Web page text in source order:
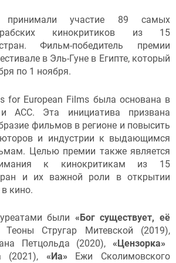
принимали участие 89 самых
кинокритиков из 15
Фильм-победитель премии
в Эль-Гуне в Египте, который
по 1 ноября.
for European Films была основана в
ACC. Эта инициатива призвана
фильмов в регионе и повысить
и индустрии к выдающимся
Целью премии также является
к кинокритикам из 15
и их важной роли в открытии
кино.
были «Бог существует, её
Теоны Стругар Митевской (2019),
Петцольда (2020),«Цензорка»
(2021), «Иа» Ежи Сколимовского